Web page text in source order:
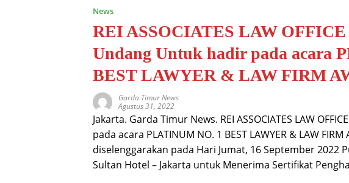
News
REI ASSOCIATES LAW
Undang Untuk hadir pada acara
BEST LAWYER & LAW FIRM
Garda Timur News
Agustus 31, 2022
Jakarta. Garda Timur News. REI ASSOCIATES LAW
pada acara PLATINUM NO. 1 BEST LAWYER & LAW
diselenggarakan pada Hari Jumat, 16 September 2022
Sultan Hotel – Jakarta untuk Menerima Sertifikat